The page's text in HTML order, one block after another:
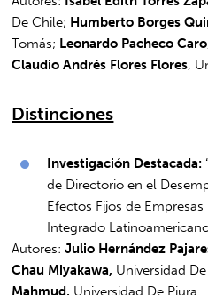
De Chile; Humberto Borges
Tomás; Leonardo Pacheco Caro
Claudio Andrés Flores Flores ,
Distinciones
Investigación Destacada:
de Directorio en el
Efectos Fijos de
Integrado
Autores:Julio Hernández
Chau Miyakawa, Universidad
Mahmud, Universidad De Piura.